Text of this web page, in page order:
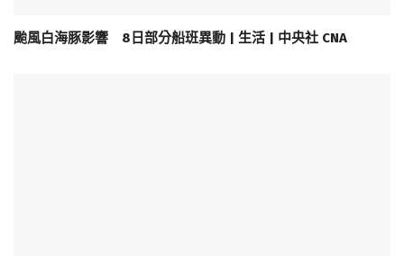
颱風白海豚影響 8日部分船班異動 | 生活 | 中央社 CNA